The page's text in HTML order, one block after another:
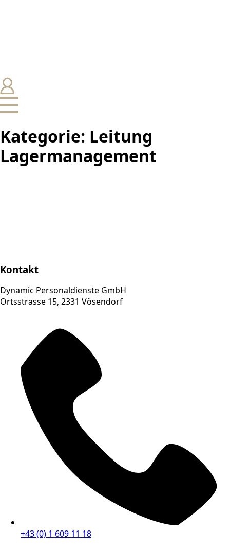
Kategorie: Leitung
Lagermanagement
Kontakt
Dynamic Personaldienste GmbH
Ortsstrasse 15, 2331 Vösendorf
+43 (0) 1 609 11 18